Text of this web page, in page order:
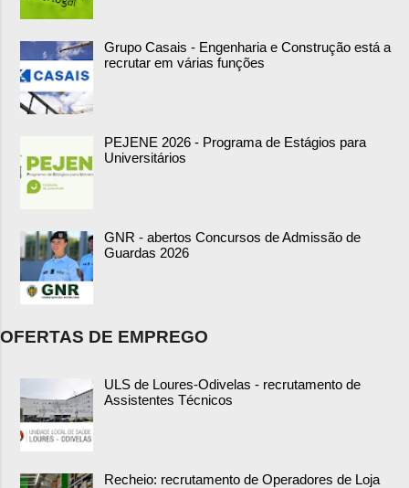
Grupo Casais - Engenharia e Construção está a
recrutar em várias funções
PEJENE 2026 - Programa de Estágios para
Universitários
GNR - abertos Concursos de Admissão de
Guardas 2026
OFERTAS DE EMPREGO
ULS de Loures-Odivelas - recrutamento de
Assistentes Técnicos
Recheio: recrutamento de Operadores de Loja